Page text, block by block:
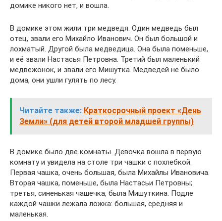
домике никого нет, и вошла.
В домике этом жили три медведя. Один медведь был
отец, звали его Михайло Иванович. Он был большой и
лохматый. Другой была медведица. Она была поменьше,
и её звали Настасья Петровна. Третий был маленький
медвежонок, и звали его Мишутка. Медведей не было
дома, они ушли гулять по лесу.
Читайте также: Краткосрочный проект «День
Земли» (для детей второй младшей группы)
В домике было две комнаты. Девочка вошла в первую
комнату и увидела на столе три чашки с похлебкой.
Первая чашка, очень большая, была Михайлы Ивановича.
Вторая чашка, поменьше, была Настасьи Петровны;
третья, синенькая чашечка, была Мишуткина. Подле
каждой чашки лежала ложка: большая, средняя и
маленькая.